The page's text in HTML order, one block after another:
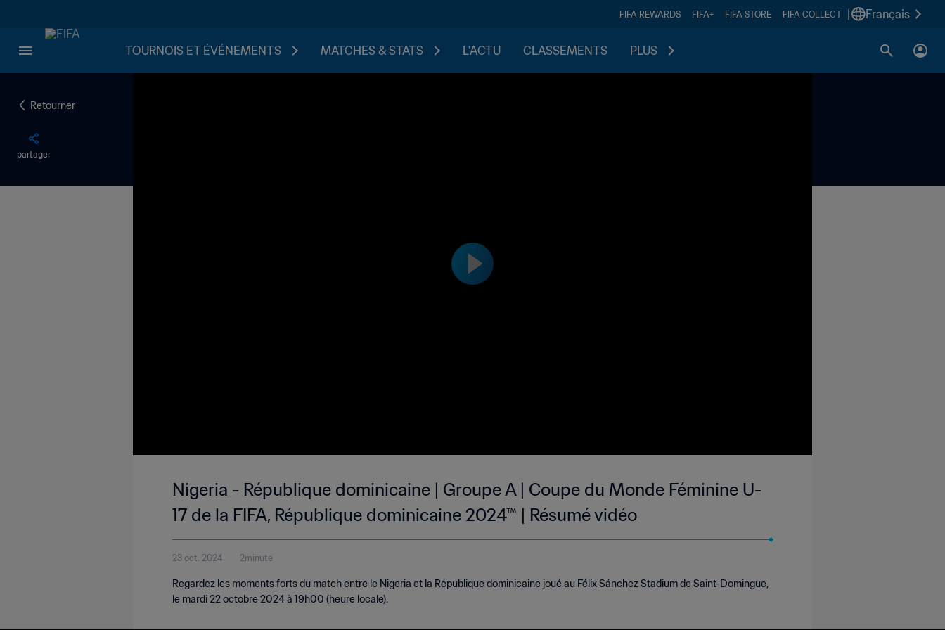
FIFA REWARDS FIFA+ FIFA STORE FIFA COLLECT Français
TOURNOIS ET ÉVÉNEMENTS MATCHES & STATS L'ACTU CLASSEMENTS PLUS
Retourner
partager
Nigeria - République dominicaine | Groupe A | Coupe du Monde Féminine U-
17 de la FIFA, République dominicaine 2024™ | Résumé vidéo
23 oct. 2024 2minute
Regardez les moments forts du match entre le Nigeria et la République dominicaine joué au Félix Sánchez Stadium de Saint-Domingue,
le mardi 22 octobre 2024 à 19h00 (heure locale).